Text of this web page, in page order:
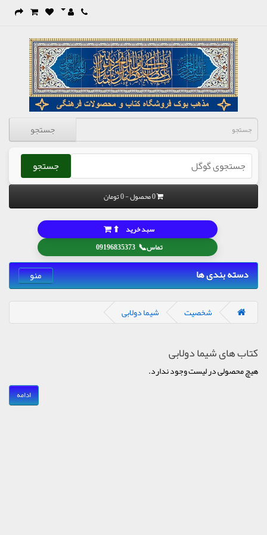
جستجو
جستجو
0 محصول - 0 تومان
تماس📞
09196835373
سبد خرید ⬆
دسته بندی ها منو
شخصیت شیما دولابی
کتاب های شیما دولابی
هیچ محصولی در لیست وجود ندارد.
ادامه